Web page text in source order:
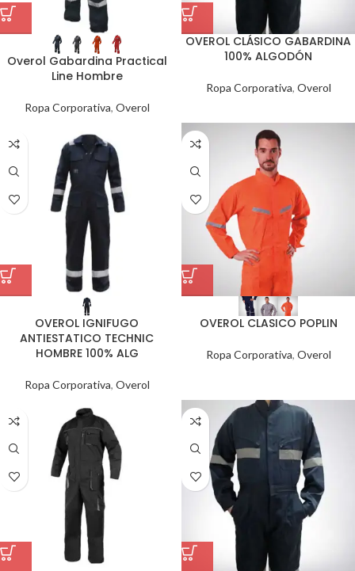
Overol Gabardina Practical
Line Hombre
Ropa Corporativa, Overol
OVEROL CLÁSICO GABARDINA
100% ALGODÓN
Ropa Corporativa, Overol
OVEROL IGNIFUGO
ANTIESTATICO TECHNIC
HOMBRE 100% ALG
Ropa Corporativa, Overol
OVEROL CLASICO POPLIN
Ropa Corporativa, Overol